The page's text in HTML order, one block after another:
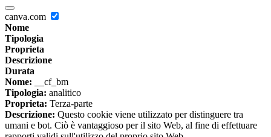
canva.com
Nome
Tipologia
Proprieta
Descrizione
Durata
Nome: __cf_bm
Tipologia: analitico
Proprieta: Terza-parte
Descrizione: Questo cookie viene utilizzato per distinguere tra
umani e bot. Ciò è vantaggioso per il sito Web, al fine di effettuare